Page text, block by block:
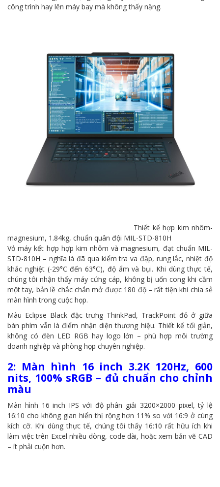
công trình hay lên máy bay mà không thấy nặng.
Thiết kế hợp kim nhôm-
magnesium, 1.84kg, chuẩn quân đội MIL-STD-810H
Vỏ máy kết hợp hợp kim nhôm và magnesium, đạt chuẩn MIL-
STD-810H – nghĩa là đã qua kiểm tra va đập, rung lắc, nhiệt độ
khắc nghiệt (-29°C đến 63°C), độ ẩm và bụi. Khi dùng thực tế,
chúng tôi nhận thấy máy cứng cáp, không bị uốn cong khi cầm
một tay, bản lề chắc chắn mở được 180 độ – rất tiện khi chia sẻ
màn hình trong cuộc họp.
Màu Eclipse Black đặc trưng ThinkPad, TrackPoint đỏ ở giữa
bàn phím vẫn là điểm nhận diện thương hiệu. Thiết kế tối giản,
không có đèn LED RGB hay logo lớn – phù hợp môi trường
doanh nghiệp và phòng họp chuyên nghiệp.
2: Màn hình 16 inch 3.2K 120Hz, 600
nits, 100% sRGB – đủ chuẩn cho chỉnh
màu
Màn hình 16 inch IPS với độ phân giải 3200×2000 pixel, tỷ lệ
16:10 cho không gian hiển thị rộng hơn 11% so với 16:9 ở cùng
kích cỡ. Khi dùng thực tế, chúng tôi thấy 16:10 rất hữu ích khi
làm việc trên Excel nhiều dòng, code dài, hoặc xem bản vẽ CAD
– ít phải cuộn hơn.